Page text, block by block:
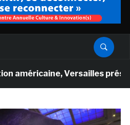
Versailles présente une